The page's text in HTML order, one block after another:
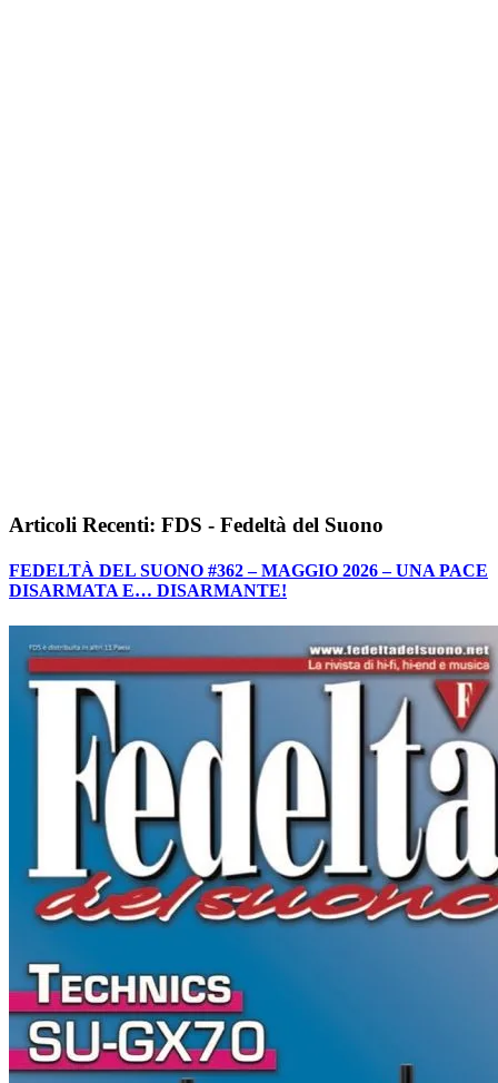
Articoli Recenti: FDS - Fedeltà del Suono
FEDELTÀ DEL SUONO #362 – MAGGIO 2026 – UNA PACE
DISARMATA E… DISARMANTE!